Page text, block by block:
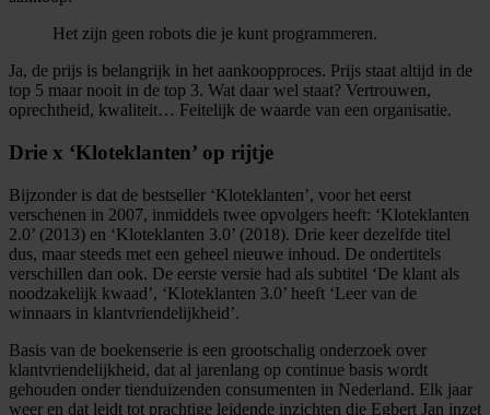
Het zijn geen robots die je kunt programmeren.
Ja, de prijs is belangrijk in het aankoopproces. Prijs staat altijd in de
top 5 maar nooit in de top 3. Wat daar wel staat? Vertrouwen,
oprechtheid, kwaliteit… Feitelijk de waarde van een organisatie.
Drie x ‘Kloteklanten’ op rijtje
Bijzonder is dat de bestseller ‘Kloteklanten’, voor het eerst
verschenen in 2007, inmiddels twee opvolgers heeft: ‘Kloteklanten
2.0’ (2013) en ‘Kloteklanten 3.0’ (2018). Drie keer dezelfde titel
dus, maar steeds met een geheel nieuwe inhoud. De ondertitels
verschillen dan ook. De eerste versie had als subtitel ‘De klant als
noodzakelijk kwaad’, ‘Kloteklanten 3.0’ heeft ‘Leer van de
winnaars in klantvriendelijkheid’.
Basis van de boekenserie is een grootschalig onderzoek over
klantvriendelijkheid, dat al jarenlang op continue basis wordt
gehouden onder tienduizenden consumenten in Nederland. Elk jaar
weer en dat leidt tot prachtige leidende inzichten die Egbert Jan inzet